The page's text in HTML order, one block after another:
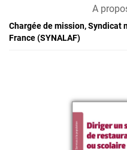
A
Chargée de mission, Syndicat
France (SYNALAF)